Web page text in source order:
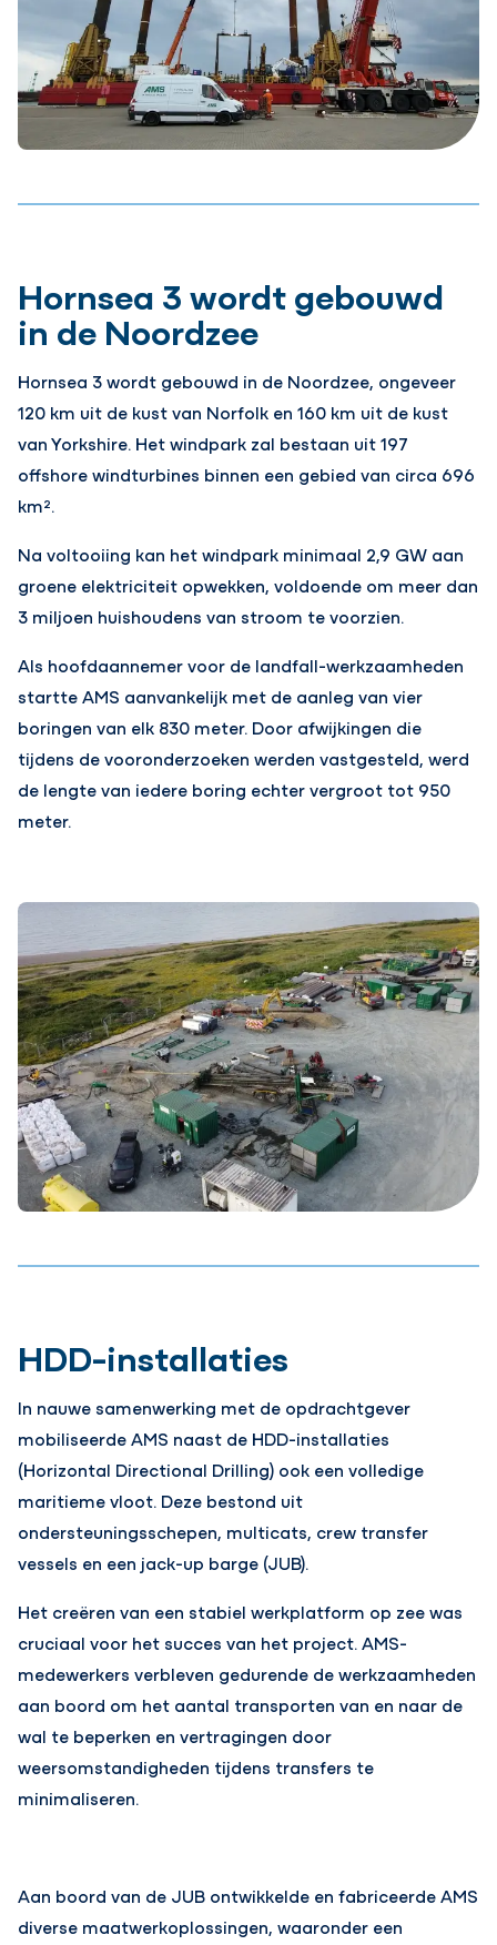
Hornsea 3 wordt gebouwd
in de Noordzee
Hornsea 3 wordt gebouwd in de Noordzee, ongeveer
120 km uit de kust van Norfolk en 160 km uit de kust
van Yorkshire. Het windpark zal bestaan uit 197
offshore windturbines binnen een gebied van circa 696
km².
Na voltooiing kan het windpark minimaal 2,9 GW aan
groene elektriciteit opwekken, voldoende om meer dan
3 miljoen huishoudens van stroom te voorzien.
Als hoofdaannemer voor de landfall-werkzaamheden
startte AMS aanvankelijk met de aanleg van vier
boringen van elk 830 meter. Door afwijkingen die
tijdens de vooronderzoeken werden vastgesteld, werd
de lengte van iedere boring echter vergroot tot 950
meter.
HDD-installaties
In nauwe samenwerking met de opdrachtgever
mobiliseerde AMS naast de HDD-installaties
(Horizontal Directional Drilling) ook een volledige
maritieme vloot. Deze bestond uit
ondersteuningsschepen, multicats, crew transfer
vessels en een jack-up barge (JUB).
Het creëren van een stabiel werkplatform op zee was
cruciaal voor het succes van het project. AMS-
medewerkers verbleven gedurende de werkzaamheden
aan boord om het aantal transporten van en naar de
wal te beperken en vertragingen door
weersomstandigheden tijdens transfers te
minimaliseren.
Aan boord van de JUB ontwikkelde en fabriceerde AMS
diverse maatwerkoplossingen, waaronder een